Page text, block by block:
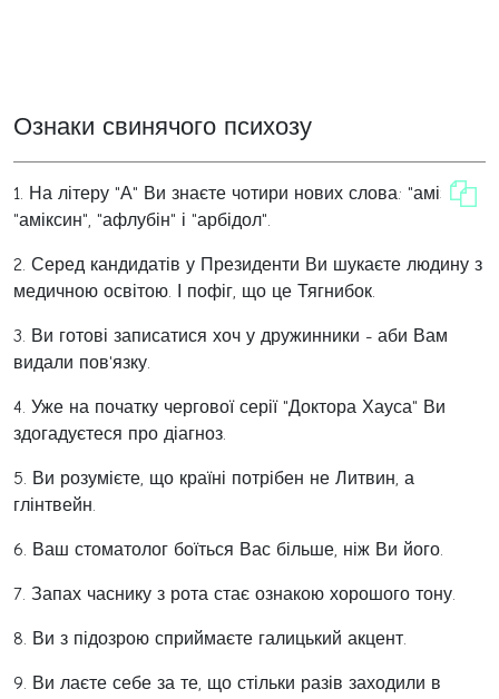
Ознаки свинячого психозу
1. На літеру "А" Ви знаєте чотири нових слова: "амізон",
"аміксин", "афлубін" і "арбідол".
2. Серед кандидатів у Президенти Ви шукаєте людину з
медичною освітою. І пофіг, що це Тягнибок.
3. Ви готові записатися хоч у дружинники - аби Вам
видали пов'язку.
4. Уже на початку чергової серії "Доктора Хауса" Ви
здогадуєтеся про діагноз.
5. Ви розумієте, що країні потрібен не Литвин, а
глінтвейн.
6. Ваш стоматолог боїться Вас більше, ніж Ви його.
7. Запах часнику з рота стає ознакою хорошого тону.
8. Ви з підозрою сприймаєте галицький акцент.
9. Ви лаєте себе за те, що стільки разів заходили в